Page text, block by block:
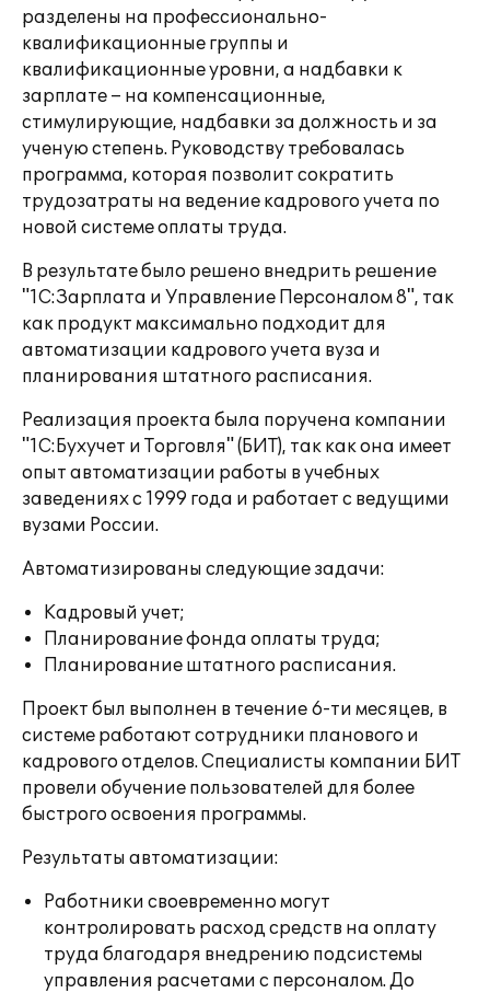
разделены на профессионально-
квалификационные группы и
квалификационные уровни, а надбавки к
зарплате – на компенсационные,
стимулирующие, надбавки за должность и за
ученую степень. Руководству требовалась
программа, которая позволит сократить
трудозатраты на ведение кадрового учета по
новой системе оплаты труда.
В результате было решено внедрить решение
"1С:Зарплата и Управление Персоналом 8", так
как продукт максимально подходит для
автоматизации кадрового учета вуза и
планирования штатного расписания.
Реализация проекта была поручена компании
"1С:Бухучет и Торговля" (БИТ), так как она имеет
опыт автоматизации работы в учебных
заведениях с 1999 года и работает с ведущими
вузами России.
Автоматизированы следующие задачи:
Кадровый учет;
Планирование фонда оплаты труда;
Планирование штатного расписания.
Проект был выполнен в течение 6-ти месяцев, в
системе работают сотрудники планового и
кадрового отделов. Специалисты компании БИТ
провели обучение пользователей для более
быстрого освоения программы.
Результаты автоматизации:
Работники своевременно могут
контролировать расход средств на оплату
труда благодаря внедрению подсистемы
управления расчетами с персоналом. До